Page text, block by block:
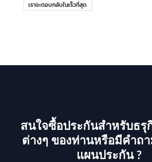
เราจะตอบกลับในเร็วที่สุด
สนใจซื้อประกันสำหรับธรุ
ต่างๆ ของท่านหรือมีคำถ
แผนประกัน ?